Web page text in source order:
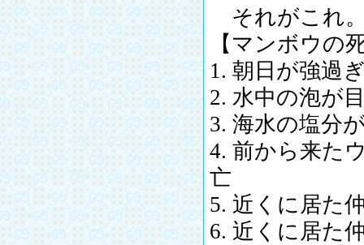
それがこれ
【マンボウの
1. 朝日が強過
2. 水中の泡が
3. 海水の塩分
4. 前から来た
亡
5. 近くに居た
6. 近くに居た